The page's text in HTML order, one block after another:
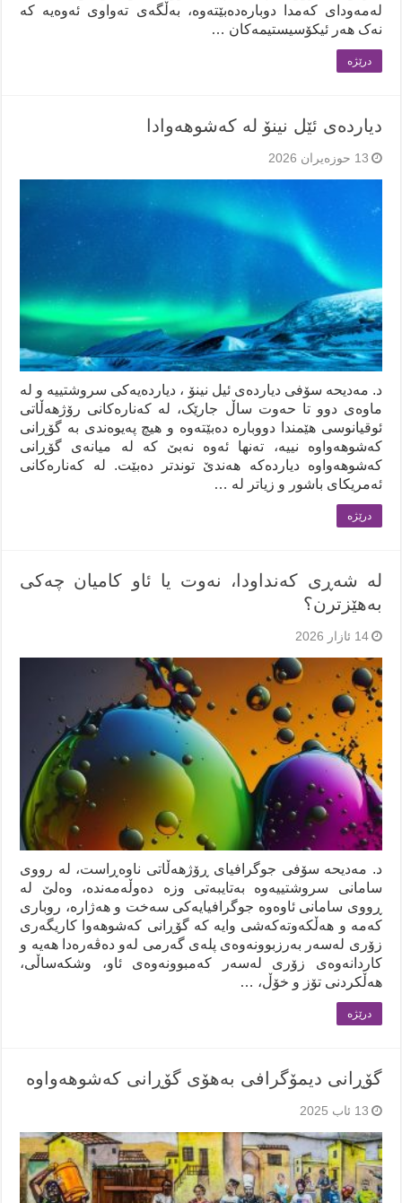
لەمەودای کەمدا دوبارەدەبێتەوە، بەڵگەی تەواوی ئەوەیە کە
نەک هەر ئیکۆسیستیمەکان …
درێژه‌
دیاردەی ئێل نینۆ لە کەشوهەوادا
13 حوزه‌یران 2026
د. مەدیحە سۆفی دیاردەی ئیل نینۆ ، دیاردەیەکی سروشتییە و لە
ماوەی دوو تا حەوت ساڵ جارێک، لە کەنارەکانی رۆژهەڵاتی
ئوقیانوسی هێمندا دووبارە دەبێتەوە و هیچ پەیوەندی بە گۆڕانی
کەشوهەواوە نییە، تەنها ئەوە نەبێ کە لە میانەی گۆڕانی
کەشوهەواوە دیاردەکە هەندێ توندتر دەبێت. لە کەنارەکانی
ئەمریکای باشور و زیاتر لە …
درێژه‌
لە شەڕی کەنداودا، نەوت یا ئاو کامیان چەکی
بەهێزترن؟
14 ئازار 2026
د. مەدیحە سۆفی جوگرافیای ڕۆژهەڵاتی ناوەڕاست، لە رووی
سامانی سروشتییەوە بەتایبەتی وزە دەوڵەمەندە، وەلێ لە
ڕووی سامانی ئاوەوە جوگرافیایەکی سەخت و هەژارە، روباری
کەمە و هەڵکەوتەکەشی وایە کە گۆڕانی کەشوهەوا کاریگەری
زۆری لەسەر بەرزبوونەوەی پلەی گەرمی لەو دەڤەرەدا هەیە و
کاردانەوەی زۆری لەسەر کەمبوونەوەی ئاو، وشکەساڵی،
هەڵکردنی تۆز و خۆڵ، …
درێژه‌
گۆڕانی دیمۆگرافی بەهۆی گۆڕانی کەشوهەواوە
13 ئاب 2025